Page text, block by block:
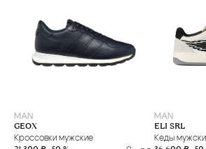
MAN
GEOX
Кроссовки мужские
MAN
ELI SRL
Кеды